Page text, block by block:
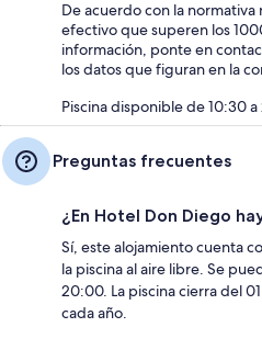
De acuerdo con la
efectivo que superen los
información, ponte en
los datos que figuran en la
Piscina disponible de 10:30
Preguntas frecuentes
¿En Hotel Don Diego
Sí, este alojamiento cuenta
la piscina al aire libre. Se
20:00. La piscina cierra del
cada año.